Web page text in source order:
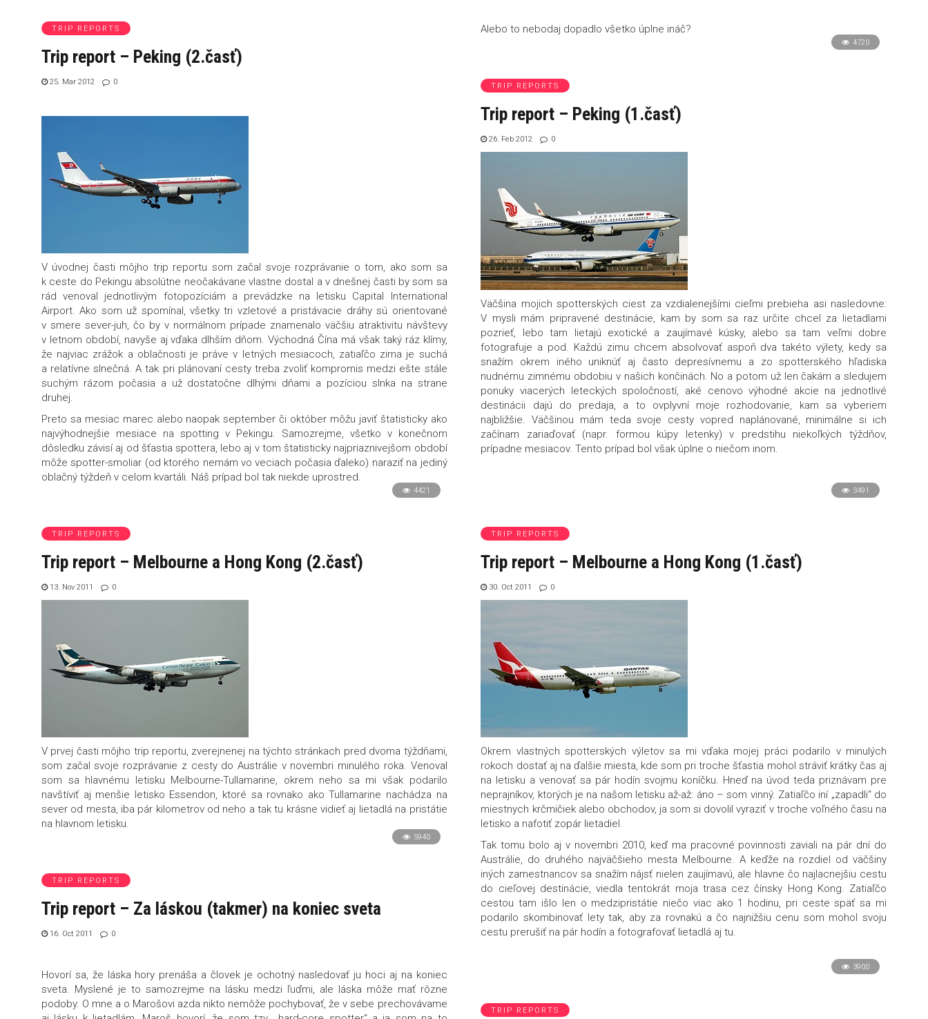
Alebo to nebodaj dopadlo všetko úplne ináč?
TRIP REPORTS
Trip report – Peking (2.časť)
25. Mar 2012 0
V úvodnej časti môjho trip reportu som začal svoje rozprávanie o tom, ako som sa
k ceste do Pekingu absolútne neočakávane vlastne dostal a v dnešnej časti by som sa
rád venoval jednotlivým fotopozíciám a prevádzke na letisku Capital International
Airport. Ako som už spomínal, všetky tri vzletové a pristávacie dráhy sú orientované
v smere sever-juh, čo by v normálnom prípade znamenalo väčšiu atraktivitu návštevy
v letnom období, navyše aj vďaka dlhším dňom. Východná Čína má však taký ráz klímy,
že najviac zrážok a oblačnosti je práve v letných mesiacoch, zatiaľčo zima je suchá
a relatívne slnečná. A tak pri plánovaní cesty treba zvoliť kompromis medzi ešte stále
suchým rázom počasia a už dostatočne dlhými dňami a pozíciou slnka na strane
druhej.
Preto sa mesiac marec alebo naopak september či október môžu javiť štatisticky ako
najvýhodnejšie mesiace na spotting v Pekingu. Samozrejme, všetko v konečnom
dôsledku závisí aj od šťastia spottera, lebo aj v tom štatisticky najpriaznivejšom období
môže spotter-smoliar (od ktorého nemám vo veciach počasia ďaleko) naraziť na jediný
oblačný týždeň v celom kvartáli. Náš prípad bol tak niekde uprostred.
4720
TRIP REPORTS
Trip report – Peking (1.časť)
26. Feb 2012 0
Väčšina mojich spotterských ciest za vzdialenejšími cieľmi prebieha asi nasledovne:
V mysli mám pripravené destinácie, kam by som sa raz určite chcel za lietadlami
pozrieť, lebo tam lietajú exotické a zaujímavé kúsky, alebo sa tam veľmi dobre
fotografuje a pod. Každú zimu chcem absolvovať aspoň dva takéto výlety, kedy sa
snažím okrem iného uniknúť aj často depresívnemu a zo spotterského hľadiska
nudnému zimnému obdobiu v našich končinách. No a potom už len čakám a sledujem
ponuky viacerých leteckých spoločností, aké cenovo výhodné akcie na jednotlivé
destinácii dajú do predaja, a to ovplyvní moje rozhodovanie, kam sa vyberiem
najbližšie. Väčšinou mám teda svoje cesty vopred naplánované, minimálne si ich
začínam zariaďovať (napr. formou kúpy letenky) v predstihu niekoľkých týždňov,
prípadne mesiacov. Tento prípad bol však úplne o niečom inom.
4421
TRIP REPORTS
Trip report – Melbourne a Hong Kong (2.časť)
13. Nov 2011 0
V prvej časti môjho trip reportu, zverejnenej na týchto stránkach pred dvoma týždňami,
som začal svoje rozprávanie z cesty do Austrálie v novembri minulého roka. Venoval
som sa hlavnému letisku Melbourne-Tullamarine, okrem neho sa mi však podarilo
navštíviť aj menšie letisko Essendon, ktoré sa rovnako ako Tullamarine nachádza na
sever od mesta, iba pár kilometrov od neho a tak tu krásne vidieť aj lietadlá na pristátie
na hlavnom letisku.
3491
TRIP REPORTS
Trip report – Melbourne a Hong Kong (1.časť)
30. Oct 2011 0
Okrem vlastných spotterských výletov sa mi vďaka mojej práci podarilo v minulých
rokoch dostať aj na ďalšie miesta, kde som pri troche šťastia mohol stráviť krátky čas aj
na letisku a venovať sa pár hodín svojmu koníčku. Hneď na úvod teda priznávam pre
neprajníkov, ktorých je na našom letisku až-až: áno – som vinný. Zatiaľčo iní „zapadli“ do
miestnych krčmičiek alebo obchodov, ja som si dovolil vyraziť v troche voľného času na
letisko a nafotiť zopár lietadiel.
Tak tomu bolo aj v novembri 2010, keď ma pracovné povinnosti zaviali na pár dní do
Austrálie, do druhého najväčšieho mesta Melbourne. A keďže na rozdiel od väčšiny
iných zamestnancov sa snažím nájsť nielen zaujímavú, ale hlavne čo najlacnejšiu cestu
do cieľovej destinácie, viedla tentokrát moja trasa cez čínsky Hong Kong. Zatiaľčo
cestou tam išlo len o medzipristátie niečo viac ako 1 hodinu, pri ceste späť sa mi
podarilo skombinovať lety tak, aby za rovnakú a čo najnižšiu cenu som mohol svoju
cestu prerušiť na pár hodín a fotografovať lietadlá aj tu.
5940
TRIP REPORTS
Trip report – Za láskou (takmer) na koniec sveta
16. Oct 2011 0
Hovorí sa, že láska hory prenáša a človek je ochotný nasledovať ju hoci aj na koniec
sveta. Myslené je to samozrejme na lásku medzi ľuďmi, ale láska môže mať rôzne
podoby. O mne a o Marošovi azda nikto nemôže pochybovať, že v sebe prechovávame
3900
TRIP REPORTS